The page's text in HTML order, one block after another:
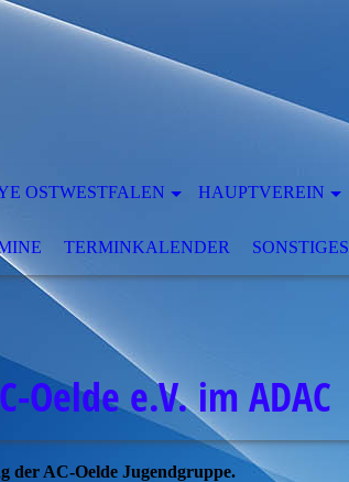
OSTWESTFALEN HAUPTVEREIN
TERMINKALENDER SONSTIGES
Oelde e.V. im ADAC
der AC-Oelde Jugendgruppe.